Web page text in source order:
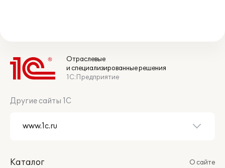
Отраслевые
и специализированные решения
1С:Предприятие
Другие сайты 1С
Каталог
О сайте